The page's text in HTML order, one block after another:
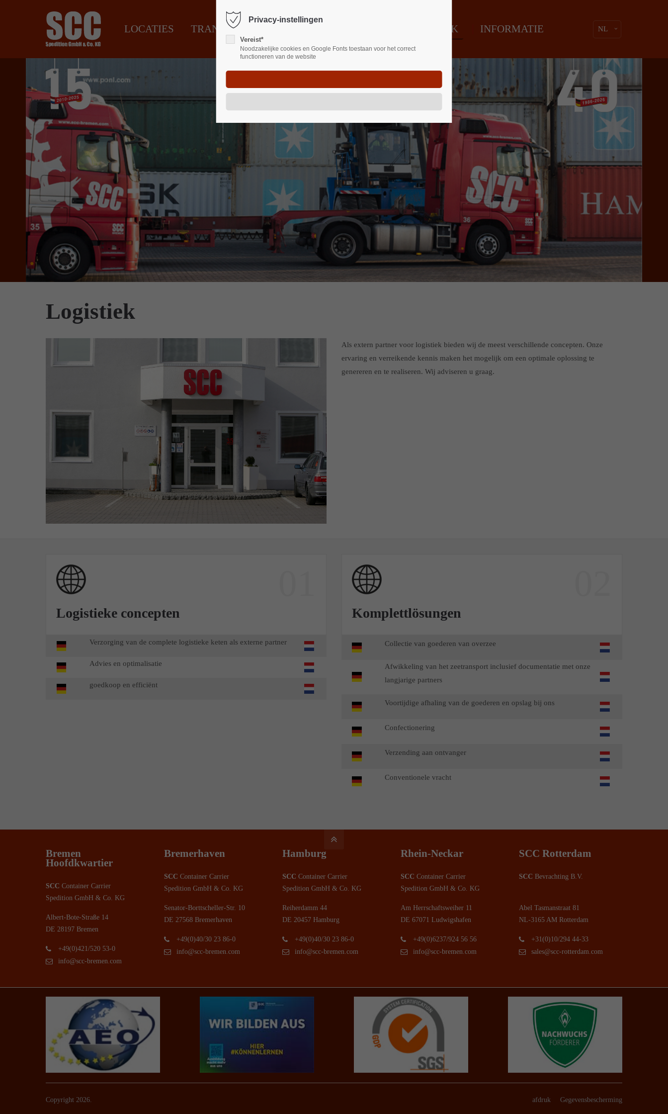
Sorry, item "offcanvas-col1" bestaat niet. Sorry, item "offcanvas-col2" bestaat niet. Sorry, item "offcanvas-col3" bestaat niet. Sorry, item "offcanvas-col4" bestaat niet.
NL
LOCATIES TRANSPORT LOGISTIEK INFORMATIE
Logistiek
Als extern partner voor logistiek bieden wij de meest verschillende concepten. Onze
ervaring en verreikende kennis maken het mogelijk om een optimale oplossing te
genereren en te realiseren. Wij adviseren u graag.
Logistieke concepten
Verzorging van de complete logistieke keten als externe partner
Advies en optimalisatie
goedkoop en efficiënt
Komplettlösungen
Collectie van goederen van overzee
Afwikkeling van het zeetransport inclusief documentatie met onze
langjarige partners
Voortijdige afhaling van de goederen en opslag bij ons
Confectionering
Verzending aan ontvanger
Conventionele vracht
Bremen
Hoofdkwartier
SCC Container Carrier
Spedition GmbH & Co. KG
Albert-Bote-Straße 14
DE 28197 Bremen
+49(0)421/520 53-0
info@scc-bremen.com
Bremerhaven
SCC Container Carrier
Spedition GmbH & Co. KG
Senator-Borttscheller-Str. 10
DE 27568 Bremerhaven
+49(0)40/30 23 86-0
info@scc-bremen.com
Hamburg
SCC Container Carrier
Spedition GmbH & Co. KG
Reiherdamm 44
DE 20457 Hamburg
+49(0)40/30 23 86-0
info@scc-bremen.com
Rhein-Neckar
SCC Container Carrier
Spedition GmbH & Co. KG
Am Herrschaftsweiher 11
DE 67071 Ludwigshafen
+49(0)6237/924 56 56
info@scc-bremen.com
SCC Rotterdam
SCC Bevrachting B.V.
Abel Tasmanstraat 81
NL-3165 AM Rotterdam
+31(0)10/294 44-33
sales@scc-rotterdam.com
Copyright 2026. afdruk Gegevensbescherming
Privacy-instellingen
Vereist*
Noodzakelijke cookies en Google Fonts toestaan voor het correct
functioneren van de website